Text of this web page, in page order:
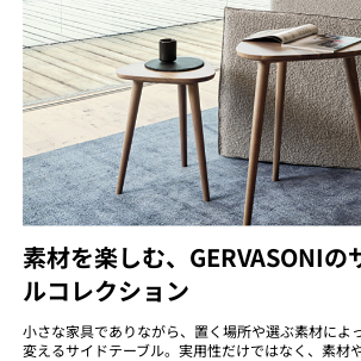
素材を楽しむ、GERVASONIの
ルコレクション
小さな家具でありながら、置く場所や選ぶ素材によ
変えるサイドテーブル。実用性だけではなく、素材